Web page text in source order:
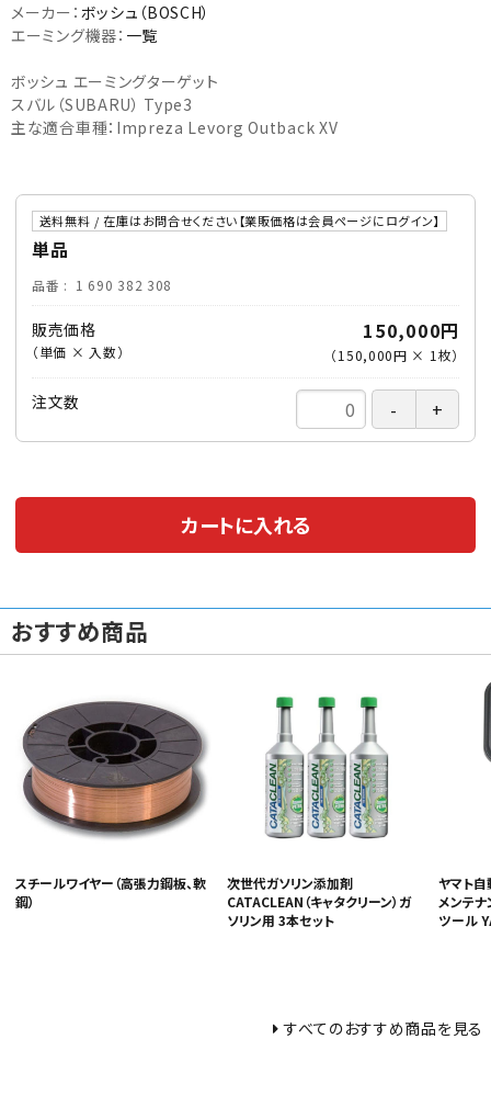
メーカー： ボッシュ（BOSCH）
エーミング機器： 一覧
ボッシュ エーミングターゲット
スバル（SUBARU） Type3
主な適合車種：Impreza Levorg Outback XV
送料無料 / 在庫はお問合せください【業販価格は会員ページにログイン】
単品
品番 1 690 382 308
販売価格
（単価 × 入数）
150,000円
（150,000円 × 1 枚）
注文数
カートに入れる
おすすめ商品
スチールワイヤー（高張力鋼板、軟
鋼）
次世代ガソリン添加剤
CATACLEAN（キャタクリーン）ガ
ソリン用 3本セット
ヤマト自
メンテナ
ツール
すべてのおすすめ商品を見る